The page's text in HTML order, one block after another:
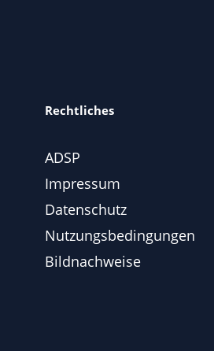
Rechtliches
ADSP
Impressum
Datenschutz
Nutzungsbedingungen
Bildnachweise